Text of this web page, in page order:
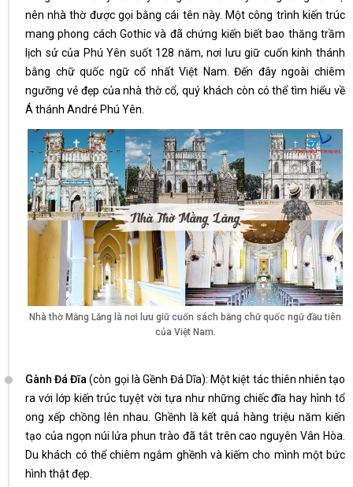
nên nhà thờ được gọi bằng cái tên này. Một công trình kiến trúc
mang phong cách Gothic và đã chứng kiến biết bao thăng trầm
lịch sử của Phú Yên suốt 128 năm, nơi lưu giữ cuốn kinh thánh
bằng chữ quốc ngữ cổ nhất Việt Nam. Đến đây ngoài chiêm
ngưỡng vẻ đẹp của nhà thờ cổ, quý khách còn có thể tìm hiểu về
Á thánh André Phú Yên.
Nhà thờ Mằng Lăng là nơi lưu giữ cuốn sách bằng chữ quốc ngữ đầu tiên
của Việt Nam.
Gành Đá Đĩa (còn gọi là Gềnh Đá Dĩa): Một kiệt tác thiên nhiên tạo
ra với lớp kiến trúc tuyệt vời tựa như những chiếc đĩa hay hình tổ
ong xếp chồng lên nhau. Ghềnh là kết quả hàng triệu năm kiến
tạo của ngọn núi lửa phun trào đã tắt trên cao nguyên Vân Hòa.
Du khách có thể chiêm ngắm ghềnh và kiếm cho mình một bức
hình thật đẹp.